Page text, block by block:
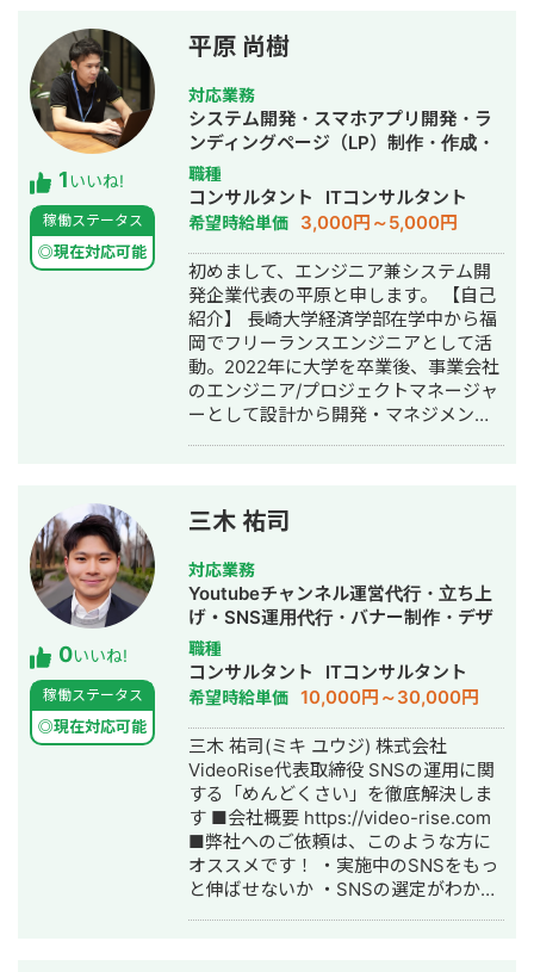
新規サービスのLP制作/広告戦略立案
（PM/設計/ライティング） ・オフライ
ンマーケ系会社Web広告運用改善
PJ（運用代行） ・不動産関連一部上場
企業WebサイトPJ複数 ・社内ポータル
システム開発プロジェクト 【コンサル
ティング実績】 ・ヘルスケアサービス
会社の戦略コンサルティングおよび新
規事業開発 ・IT教育会社コスト最適化
支援。1ヶ月目〜年1200万の財務イン
パクト。2ヶ月目年3300万の財務イン
パクト見込み。 ・IT教育会社、支援後
に過去最高月商達成。マネジメント体
制の整備、営業フローの明確化および
中間/下位メンバーの成果向上、評価制
度設計等。 ・債務超過状態の企業に対
する資金調達における事業計画の立
案・面談戦略の構築/債務超過状態から
情報管理に関するシステム導入の検討/
実装、効率化。効果検証
1いいね!
稼働ステータス
◎現在対応可能
平原 尚樹
対応業務
システム開発・スマホアプリ開発・ラ
ンディングページ（LP）制作・作成・
Youtubeチャンネル運営代行・立ち上
げ・ECサイト構築・ネットショップ作
成代行・SEO対策・新規事業立上・
SNS運用代行・キャスティング・記事
作成代行・ライティング・翻訳・事務
代行・ホームページ制作・作成・バナ
ー制作・デザイン・ロゴデザイン・作
成・イラスト制作・リスティング広告
運用代行・オウンドメディア制作・構
築・運用代行・動画制作・動画編集・
漫画制作・作曲・営業代行
職種
コンサルタント ITコンサルタント
希望時給単価 3,000円～5,000円
初めまして、エンジニア兼システム開
発企業代表の平原と申します。 【自己
紹介】 長崎大学経済学部在学中から福
岡でフリーランスエンジニアとして活
動。2022年に大学を卒業後、事業会社
のエンジニア/プロジェクトマネージャ
ーとして設計から開発・マネジメント
つつ、株式会社ProgateでAWSカリキ
ュラムの監修や技術講師として業務委
託で稼働しています。 【対応期間】 日
中のお返事可能です。 【お取引様】 ・
某大手車メーカー様 ・某大手保険会社
様 ・株式会社Progate様 【詳細経歴・
スキルシート】
https://docs.google.com/spreadsheets/
株式会社BlueAI 代表取締役CEO/CTO
平原尚樹 〒105-0004 東京都港区新橋
1-12-9 8F 新橋プレイス（受付7階）
mail n-hirahara@blueai.co.jp HP
https://blueai.co.jp "Your Growth, Our
Mission.Your Best Supporting
Partner"
0いいね!
稼働ステータス
◎現在対応可能
三木 祐司
対応業務
Youtubeチャンネル運営代行・立ち上
げ・SNS運用代行・バナー制作・デザ
イン・動画制作・動画編集
職種
コンサルタント ITコンサルタント
希望時給単価 10,000円～30,000円
三木 祐司(ミキ ユウジ) 株式会社
VideoRise代表取締役 SNSの運用に関
する「めんどくさい」を徹底解決しま
す ■会社概要 https://video-rise.com
■弊社へのご依頼は、このような方に
オススメです！ ・実施中のSNSをもっ
と伸ばせないか ・SNSの選定がわから